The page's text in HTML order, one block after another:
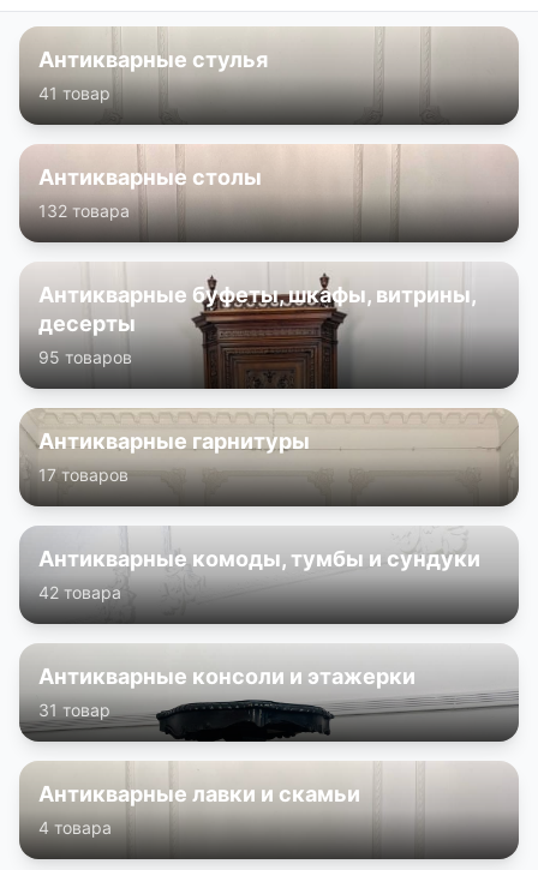
Антикварные стулья
41 товар
Антикварные столы
132 товара
Антикварные буфеты, шкафы, витрины,
десерты
95 товаров
Антикварные гарнитуры
17 товаров
Антикварные комоды, тумбы и сундуки
42 товара
Антикварные консоли и этажерки
31 товар
Антикварные лавки и скамьи
4 товара